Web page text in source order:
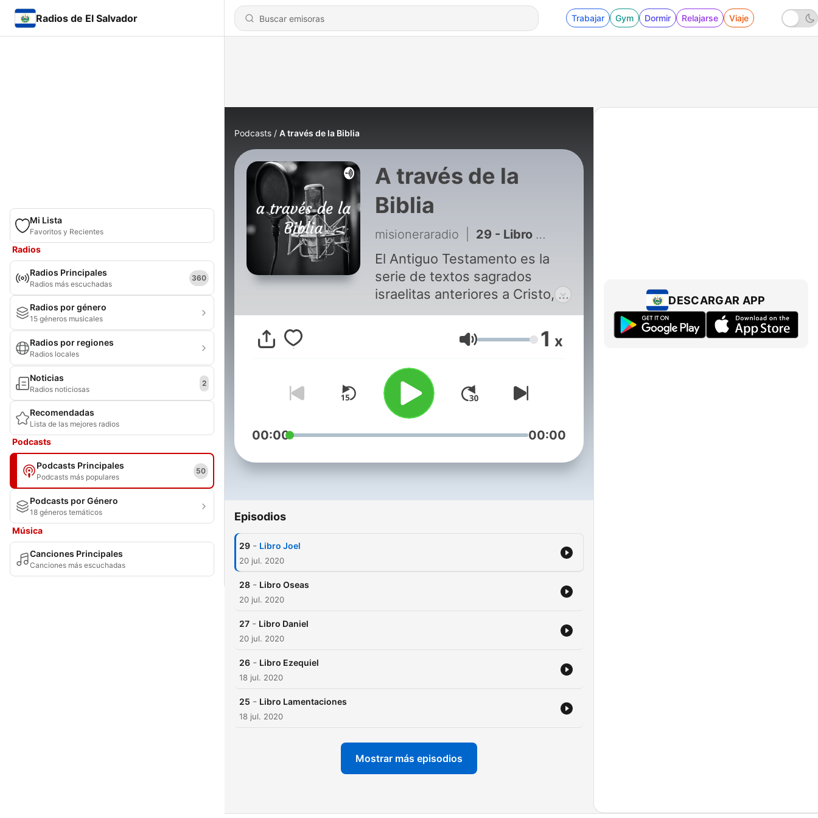
Radios de El Salvador Trabajar Gym Dormir Relajarse Viaje
Mi Lista
Favoritos y Recientes
Radios
Radios Principales
Radios más escuchadas
360
Radios por género
15 géneros musicales
Radios por regiones
Radios locales
Noticias
Radios noticiosas
2
Recomendadas
Lista de las mejores radios
Podcasts
Podcasts Principales
Podcasts más populares
50
Podcasts por Género
18 géneros temáticos
Música
Canciones Principales
Canciones más escuchadas
Podcasts A través de la Biblia
A través de la
Biblia
misioneraradio 29 - Libro Joel
El Antiguo Testamento es la
serie de textos sagrados
israelitas anteriores a Cristo, y
que es aceptada por todos los
cristianos como primera parte
de las biblias cristianas. En
términos generales, no existe
un consenso general entre los
diferentes grupos de
cristianos sobre si el canon del
Antiguo Testamento debe
griega, con deuterocanónicos,
iglesias cristianas...
Volumen 1 x
00:00 00:00
Episodios
29 - Libro Joel
20 jul. 2020
28 - Libro Oseas
20 jul. 2020
27 - Libro Daniel
20 jul. 2020
26 - Libro Ezequiel
18 jul. 2020
25 - Libro Lamentaciones
18 jul. 2020
Mostrar más episodios
DESCARGAR APP